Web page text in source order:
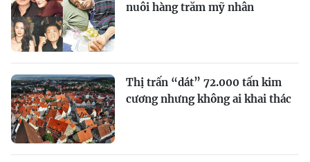
nuôi hàng trăm mỹ nhân
Thị trấn “dát” 72.000 tấn kim
cương nhưng không ai khai thác